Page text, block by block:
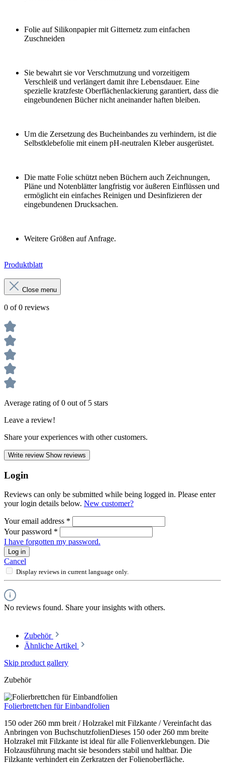
Folie auf Silikonpapier mit Gitternetz zum einfachen
Zuschneiden
Sie bewahrt sie vor Verschmutzung und vorzeitigem
Verschleiß und verlängert damit ihre Lebensdauer. Eine
spezielle kratzfeste Oberflächenlackierung garantiert, dass die
eingebundenen Bücher nicht aneinander haften bleiben.
Um die Zersetzung des Bucheinbandes zu verhindern, ist die
Selbstklebefolie mit einem pH-neutralen Kleber ausgerüstet.
Die matte Folie schützt neben Büchern auch Zeichnungen,
Pläne und Notenblätter langfristig vor äußeren Einflüssen und
ermöglicht ein einfaches Reinigen und Desinfizieren der
eingebundenen Drucksachen.
Weitere Größen auf Anfrage.
Produktblatt
Close menu
0 of 0 reviews
Average rating of 0 out of 5 stars
Leave a review!
Share your experiences with other customers.
Write review Show reviews
Login
Reviews can only be submitted while being logged in. Please enter
your login details below. New customer?
Your email address *
Your password *
I have forgotten my password.
Log in
Cancel
Display reviews in current language only.
No reviews found. Share your insights with others.
Zubehör
Ähnliche Artikel
Skip product gallery
Zubehör
Folierbrettchen für Einbandfolien
150 oder 260 mm breit / Holzrakel mit Filzkante / Vereinfacht das
Anbringen von BuchschutzfolienDieses 150 oder 260 mm breite
Holzrakel mit Filzkante ist ideal für alle Folienverklebungen. Die
Holzausführung macht sie besonders stabil und haltbar. Die
Filzkante verhindert ein Zerkratzen der Folienoberfläche.